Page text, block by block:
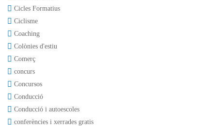
Cicles Formatius
Ciclisme
Coaching
Colònies d'estiu
Comerç
concurs
Concursos
Conducció
Conducció i autoescoles
conferències i xerrades gratis